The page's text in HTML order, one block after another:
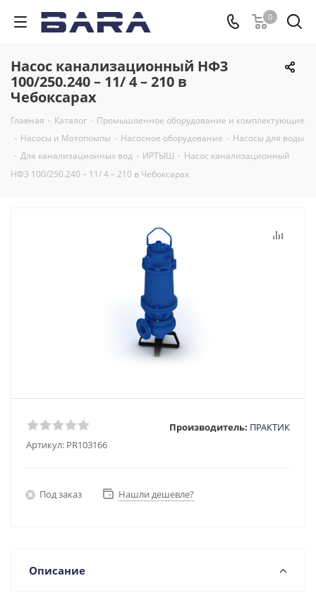
0
Насос канализационный НФ3
100/250.240 – 11/ 4 – 210 в
Чебоксарах
Главная - Каталог - Промышленное оборудование и комплектующие
- Насосы и Мотопомпы - Насосное оборудование - Насосы для воды
- Для канализационных вод - ИРТЫШ - Насос канализационный
НФ3 100/250.240 – 11/ 4 – 210 в Чебоксарах
Артикул: PR103166
Производитель: ПРАКТИК
Под заказ Нашли дешевле?
Описание